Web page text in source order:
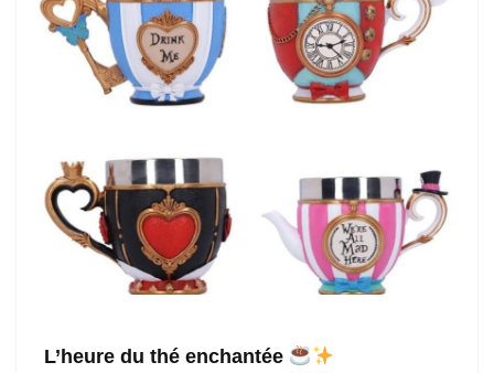
L’heure du thé enchantée